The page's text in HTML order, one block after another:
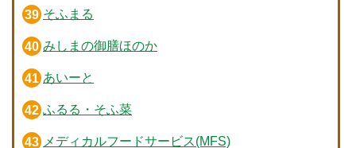
そふまる
みしまの御膳ほのか
あいーと
ふるる・そふ菜
メディカルフードサービス(MFS)